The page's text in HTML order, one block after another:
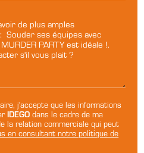
j'accepte que les informations
IDEGO dans le cadre de ma
la relation commerciale qui peut
en consultant notre politique de